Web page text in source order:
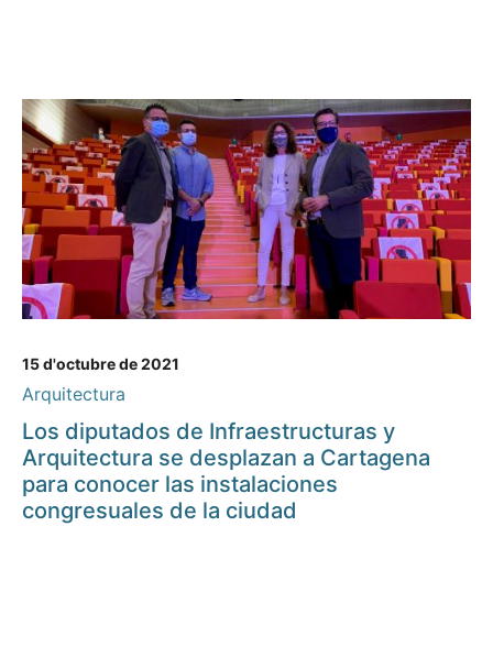
15 d'octubre de 2021
Arquitectura
Los diputados de Infraestructuras y
Arquitectura se desplazan a Cartagena
para conocer las instalaciones
congresuales de la ciudad